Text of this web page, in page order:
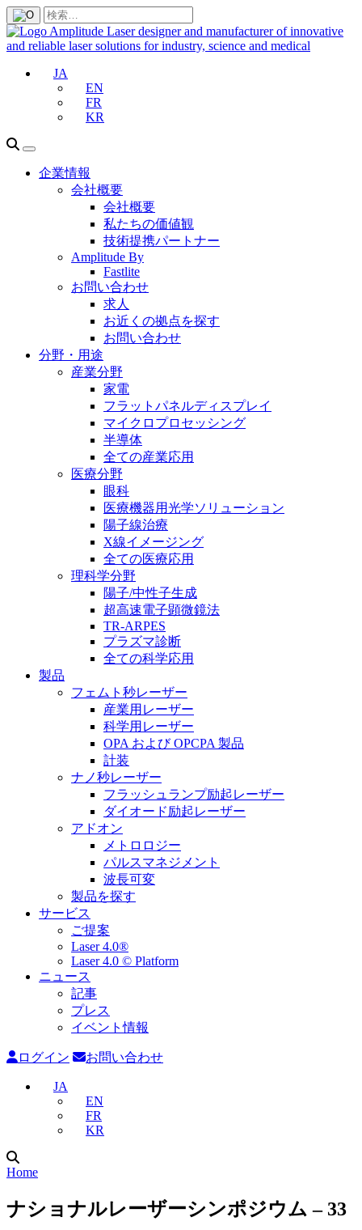
JA
EN
FR
KR
企業情報
会社概要
会社概要
私たちの価値観
技術提携パートナー
Amplitude By
Fastlite
お問い合わせ
求人
お近くの拠点を探す
お問い合わせ
分野・用途
産業分野
家電
フラットパネルディスプレイ
マイクロプロセッシング
半導体
全ての産業応用
医療分野
眼科
医療機器用光学ソリューション
陽子線治療
X線イメージング
全ての医療応用
理科学分野
陽子/中性子生成
超高速電子顕微鏡法
TR-ARPES
プラズマ診断
全ての科学応用
製品
フェムト秒レーザー
産業用レーザー
科学用レーザー
OPA および OPCPA 製品
計装
ナノ秒レーザー
フラッシュランプ励起レーザー
ダイオード励起レーザー
アドオン
メトロロジー
パルスマネジメント
波長可変
製品を探す
サービス
ご提案
Laser 4.0®
Laser 4.0 © Platform
ニュース
記事
プレス
イベント情報
ログイン お問い合わせ
JA
EN
FR
KR
Home
ナショナルレーザーシンポジウム – 33